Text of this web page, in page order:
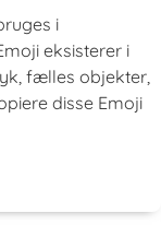
i
eksisterer i
fælles objekter,
disse Emoji